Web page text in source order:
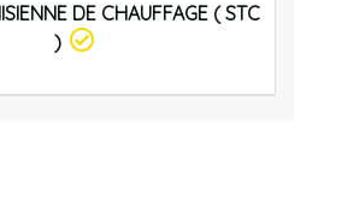
DE CHAUFFAGE ( STC
)